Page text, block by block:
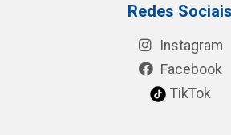
Redes Sociais
Instagram
Facebook
TikTok